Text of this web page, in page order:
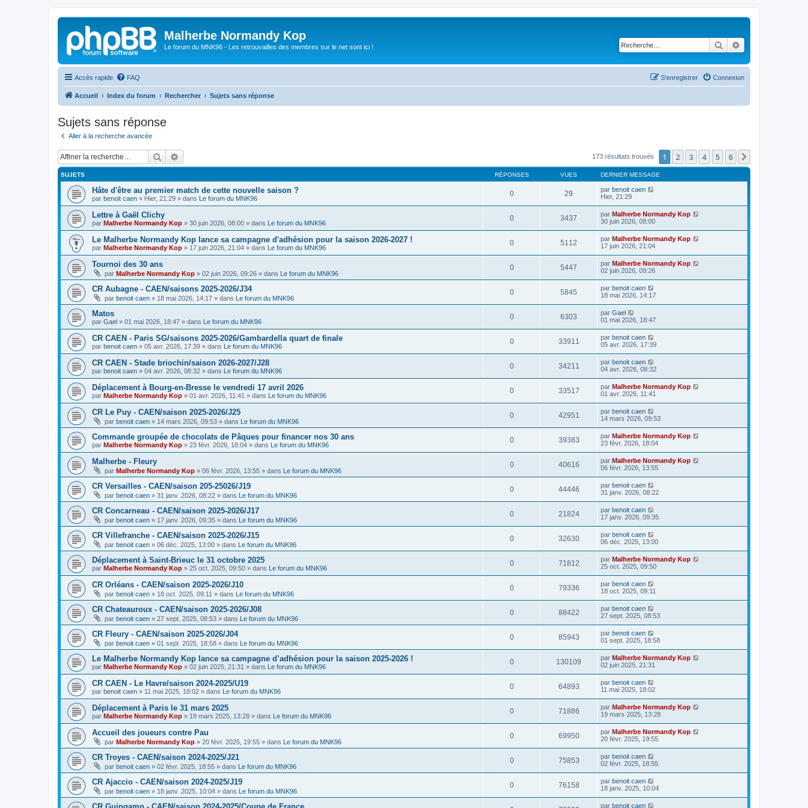
Malherbe Normandy Kop
Le forum du MNK96 - Les retrouvailles des membres sur le net sont ici ! Rechercher
Accès rapide FAQ Connexion
S’enregistrer
Accueil Index du forum Rechercher Sujets sans réponse
Sujets sans réponse
Aller à la recherche avancée
Rechercher 173 résultats trouvés 1 2 3 4 5 6
SUJETS RÉPONSES VUES DERNIER MESSAGE
Hâte d'être au premier match de cette nouvelle saison ?
par benoit caen » Hier, 21:29 » dans Le forum du MNK96
0 29 par benoit caen
Hier, 21:29
Lettre à Gaël Clichy
par Malherbe Normandy Kop » 30 juin 2026, 08:00 » dans Le forum du MNK96
0 3437 par Malherbe Normandy Kop
30 juin 2026, 08:00
Le Malherbe Normandy Kop lance sa campagne d'adhésion pour la saison 2026-2027 !
par Malherbe Normandy Kop » 17 juin 2026, 21:04 » dans Le forum du MNK96
0 5112 par Malherbe Normandy Kop
17 juin 2026, 21:04
Tournoi des 30 ans
par Malherbe Normandy Kop » 02 juin 2026, 09:26 » dans Le forum du MNK96
0 5447 par Malherbe Normandy Kop
02 juin 2026, 09:26
CR Aubagne - CAEN/saisons 2025-2026/J34
par benoit caen » 18 mai 2026, 14:17 » dans Le forum du MNK96
0 5845 par benoit caen
18 mai 2026, 14:17
Matos
par Gael » 01 mai 2026, 18:47 » dans Le forum du MNK96
0 6303 par Gael
01 mai 2026, 18:47
CR CAEN - Paris SG/saisons 2025-2026/Gambardella quart de finale
par benoit caen » 05 avr. 2026, 17:39 » dans Le forum du MNK96
0 33911 par benoit caen
05 avr. 2026, 17:39
CR CAEN - Stade briochin/saison 2026-2027/J28
par benoit caen » 04 avr. 2026, 08:32 » dans Le forum du MNK96
0 34211 par benoit caen
04 avr. 2026, 08:32
Déplacement à Bourg-en-Bresse le vendredi 17 avril 2026
par Malherbe Normandy Kop » 01 avr. 2026, 11:41 » dans Le forum du MNK96
0 33517 par Malherbe Normandy Kop
01 avr. 2026, 11:41
CR Le Puy - CAEN/saison 2025-2026/J25
par benoit caen » 14 mars 2026, 09:53 » dans Le forum du MNK96
0 42951 par benoit caen
14 mars 2026, 09:53
Commande groupée de chocolats de Pâques pour financer nos 30 ans
par Malherbe Normandy Kop » 23 févr. 2026, 18:04 » dans Le forum du MNK96
0 39383 par Malherbe Normandy Kop
23 févr. 2026, 18:04
Malherbe - Fleury
par Malherbe Normandy Kop » 06 févr. 2026, 13:55 » dans Le forum du MNK96
0 40616 par Malherbe Normandy Kop
06 févr. 2026, 13:55
CR Versailles - CAEN/saison 205-25026/J19
par benoit caen » 31 janv. 2026, 08:22 » dans Le forum du MNK96
0 44446 par benoit caen
31 janv. 2026, 08:22
CR Concarneau - CAEN/saison 2025-2026/J17
par benoit caen » 17 janv. 2026, 09:35 » dans Le forum du MNK96
0 21824 par benoit caen
17 janv. 2026, 09:35
CR Villefranche - CAEN/saison 2025-2026/J15
par benoit caen » 06 déc. 2025, 13:00 » dans Le forum du MNK96
0 32630 par benoit caen
06 déc. 2025, 13:00
Déplacement à Saint-Brieuc le 31 octobre 2025
par Malherbe Normandy Kop » 25 oct. 2025, 09:50 » dans Le forum du MNK96
0 71812 par Malherbe Normandy Kop
25 oct. 2025, 09:50
CR Orléans - CAEN/saison 2025-2026/J10
par benoit caen » 18 oct. 2025, 09:11 » dans Le forum du MNK96
0 79336 par benoit caen
18 oct. 2025, 09:11
CR Chateauroux - CAEN/saison 2025-2026/J08
par benoit caen » 27 sept. 2025, 08:53 » dans Le forum du MNK96
0 88422 par benoit caen
27 sept. 2025, 08:53
CR Fleury - CAEN/saison 2025-2026/J04
par benoit caen » 01 sept. 2025, 18:58 » dans Le forum du MNK96
0 85943 par benoit caen
01 sept. 2025, 18:58
Le Malherbe Normandy Kop lance sa campagne d’adhésion pour la saison 2025-2026 !
par Malherbe Normandy Kop » 02 juin 2025, 21:31 » dans Le forum du MNK96
0 130109 par Malherbe Normandy Kop
02 juin 2025, 21:31
CR CAEN - Le Havre/saison 2024-2025/U19
par benoit caen » 11 mai 2025, 18:02 » dans Le forum du MNK96
0 64893 par benoit caen
11 mai 2025, 18:02
Déplacement à Paris le 31 mars 2025
par Malherbe Normandy Kop » 19 mars 2025, 13:28 » dans Le forum du MNK96
0 71886 par Malherbe Normandy Kop
19 mars 2025, 13:28
Accueil des joueurs contre Pau
par Malherbe Normandy Kop » 20 févr. 2025, 19:55 » dans Le forum du MNK96
0 69950 par Malherbe Normandy Kop
20 févr. 2025, 19:55
CR Troyes - CAEN/saison 2024-2025/J21
par benoit caen » 02 févr. 2025, 18:55 » dans Le forum du MNK96
0 75853 par benoit caen
02 févr. 2025, 18:55
CR Ajaccio - CAEN/saison 2024-2025/J19
par benoit caen » 18 janv. 2025, 10:04 » dans Le forum du MNK96
0 76158 par benoit caen
18 janv. 2025, 10:04
par benoit caen